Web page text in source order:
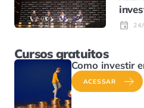
Cursos gratuitos
Como investir
ACESSAR